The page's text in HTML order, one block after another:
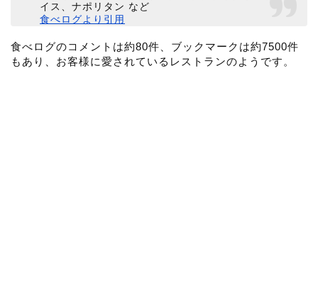
イス、ナポリタン など
食べログより引用
食べログのコメントは約80件、ブックマークは約7500件
もあり、お客様に愛されているレストランのようです。